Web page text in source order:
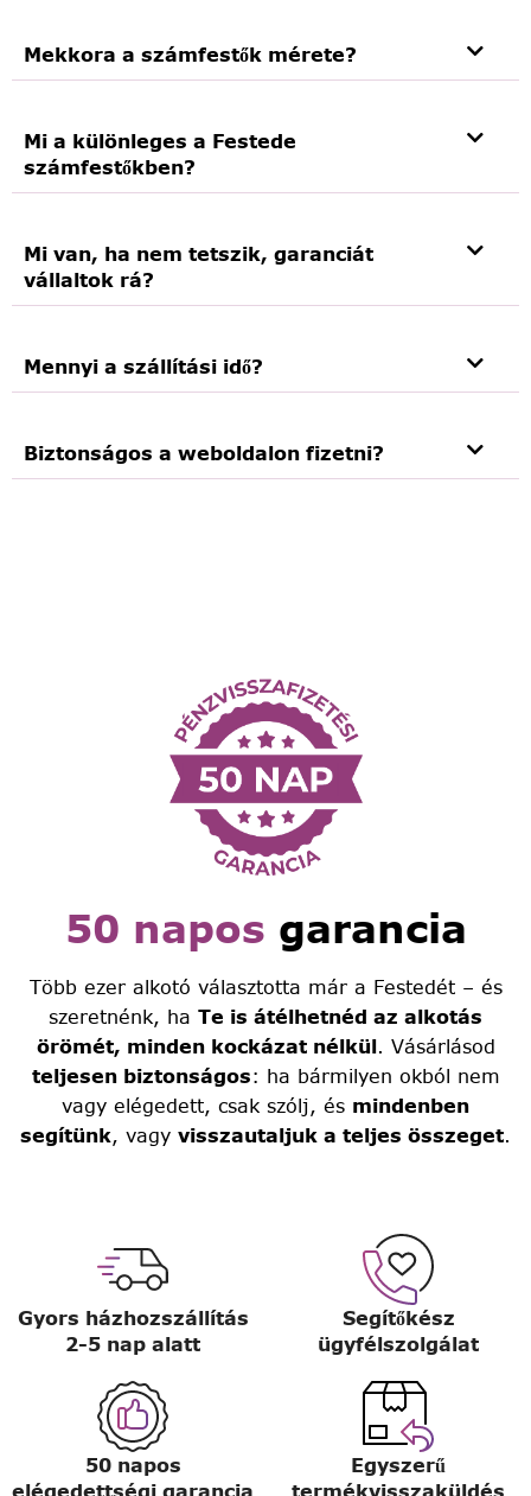
Mekkora a számfestők mérete?
Mi a különleges a Festede
számfestőkben?
Mi van, ha nem tetszik, garanciát
vállaltok rá?
Mennyi a szállítási idő?
Biztonságos a weboldalon fizetni?
50 napos garancia
Több ezer alkotó választotta már a Festedét – és
szeretnénk, ha Te is átélhetnéd az alkotás
örömét, minden kockázat nélkül. Vásárlásod
teljesen biztonságos: ha bármilyen okból nem
vagy elégedett, csak szólj, és mindenben
segítünk, vagy visszautaljuk a teljes összeget.
Gyors házhozszállítás
2-5 nap alatt
Segítőkész
ügyfélszolgálat
50 napos
Egyszerű